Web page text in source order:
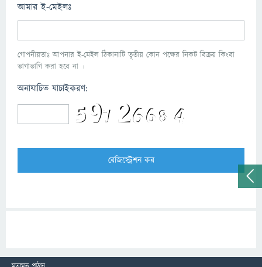
আমার ই-মেইলঃ
গোপনীয়তাঃ আপনার ই-মেইল ঠিকানাটি তৃতীয় কোন পক্ষের নিকট বিক্রয় কিংবা
ভাগাভাগি করা হবে না ।
অনাযাচিত যাচাইকরণ: